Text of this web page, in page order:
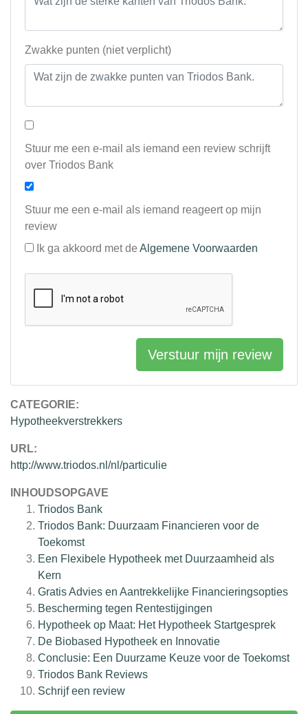
CATEGORIE:
Hypotheekverstrekkers
URL:
http://www.triodos.nl/nl/particulie
INHOUDSOPGAVE
Triodos Bank
Triodos Bank: Duurzaam Financieren voor de
Toekomst
Een Flexibele Hypotheek met Duurzaamheid als
Kern
Gratis Advies en Aantrekkelijke Financieringsopties
Bescherming tegen Rentestijgingen
Hypotheek op Maat: Het Hypotheek Startgesprek
De Biobased Hypotheek en Innovatie
Conclusie: Een Duurzame Keuze voor de Toekomst
Triodos Bank Reviews
Schrijf een review
Zwakke punten (niet verplicht)
Stuur me een e-mail als iemand een review schrijft
over Triodos Bank
Stuur me een e-mail als iemand reageert op mijn
review
Ik ga akkoord met de Algemene Voorwaarden
Verstuur mijn review